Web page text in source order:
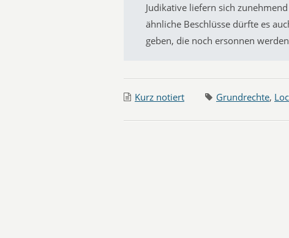
Judikative liefern sich
ähnliche Beschlüsse dürfte es
geben, die noch ersonnen
Kurz notiert Grundrechte,